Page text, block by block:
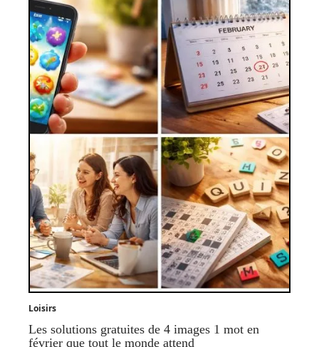
Loisirs
Les solutions gratuites de 4 images 1 mot en
février que tout le monde attend